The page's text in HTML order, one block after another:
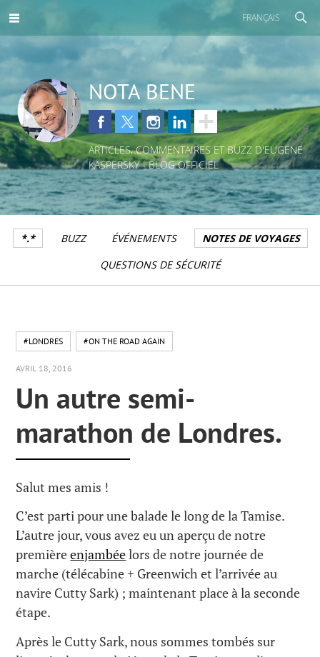
FRANÇAIS
NOTA BENE
ARTICLES, COMMENTAIRES ET BUZZ D'EUGENE
KASPERSKY - BLOG OFFICIEL
*.* BUZZ ÉVÉNEMENTS
NOTES DE VOYAGES
QUESTIONS DE SÉCURITÉ
#LONDRES #ON THE ROAD AGAIN
AVRIL 18, 2016
Un autre semi-
marathon de Londres.
Salut mes amis !
C’est parti pour une balade le long de la Tamise.
L’autre jour, vous avez eu un aperçu de notre
premièreenjambéelors de notre journée de
marche (télécabine + Greenwich et l’arrivée au
navire Cutty Sark) ; maintenant place à la seconde
étape.
Après le Cutty Sark, nous sommes tombés sur